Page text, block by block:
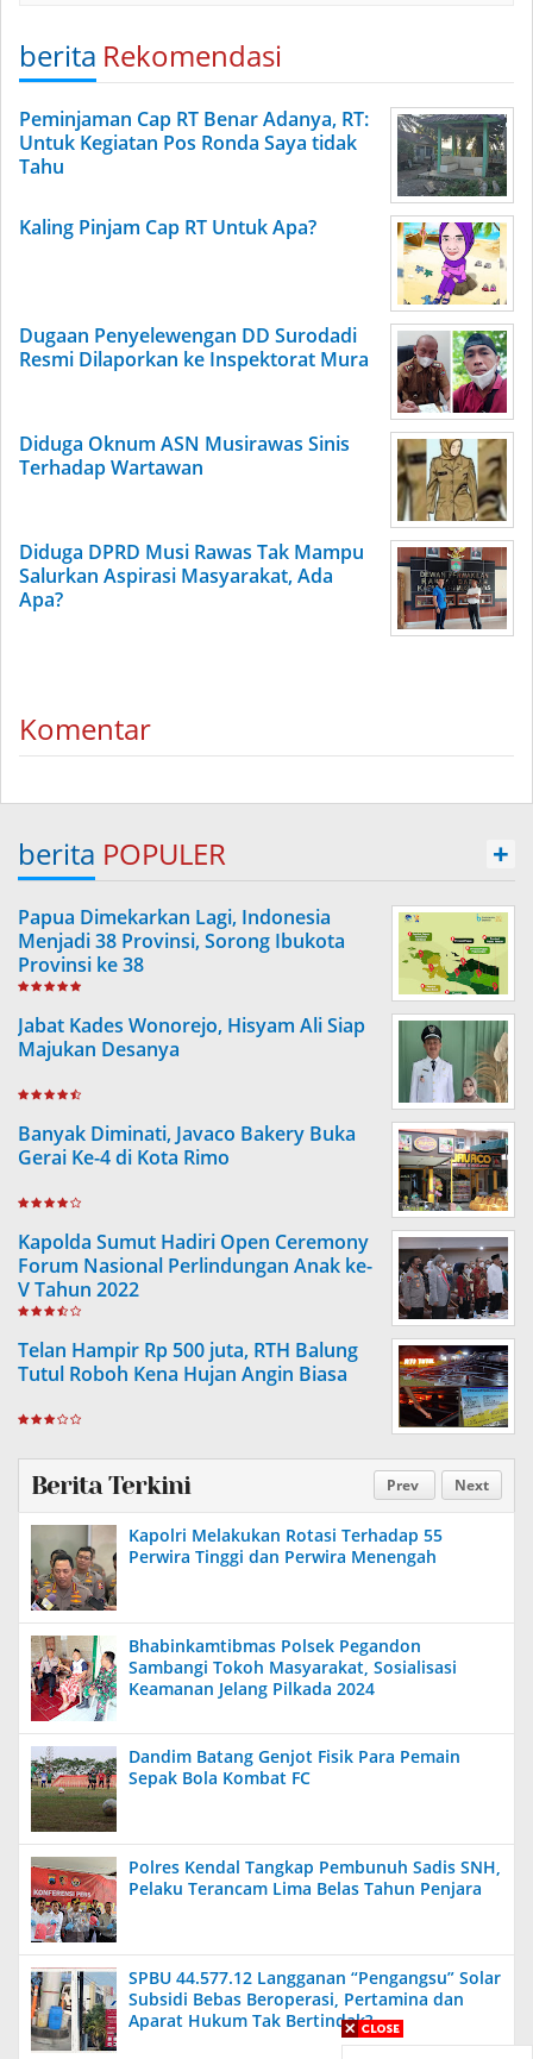
berita Rekomendasi
Peminjaman Cap RT Benar Adanya, RT:
Untuk Kegiatan Pos Ronda Saya tidak
Tahu
Kaling Pinjam Cap RT Untuk Apa?
Dugaan Penyelewengan DD Surodadi
Resmi Dilaporkan ke Inspektorat Mura
Diduga Oknum ASN Musirawas Sinis
Terhadap Wartawan
Diduga DPRD Musi Rawas Tak Mampu
Salurkan Aspirasi Masyarakat, Ada
Apa?
Komentar
berita POPULER +
Papua Dimekarkan Lagi, Indonesia
Menjadi 38 Provinsi, Sorong Ibukota
Provinsi ke 38
Jabat Kades Wonorejo, Hisyam Ali Siap
Majukan Desanya
Banyak Diminati, Javaco Bakery Buka
Gerai Ke-4 di Kota Rimo
Kapolda Sumut Hadiri Open Ceremony
Forum Nasional Perlindungan Anak ke-
V Tahun 2022
Telan Hampir Rp 500 juta, RTH Balung
Tutul Roboh Kena Hujan Angin Biasa
Prev Next
Berita Terkini
Kapolri Melakukan Rotasi Terhadap 55
Perwira Tinggi dan Perwira Menengah
Bhabinkamtibmas Polsek Pegandon
Sambangi Tokoh Masyarakat, Sosialisasi
Keamanan Jelang Pilkada 2024
Dandim Batang Genjot Fisik Para Pemain
Sepak Bola Kombat FC
Polres Kendal Tangkap Pembunuh Sadis SNH,
Pelaku Terancam Lima Belas Tahun Penjara
SPBU 44.577.12 Langganan “Pengangsu” Solar
Subsidi Bebas Beroperasi, Pertamina dan
Aparat Hukum Tak Bertindak?